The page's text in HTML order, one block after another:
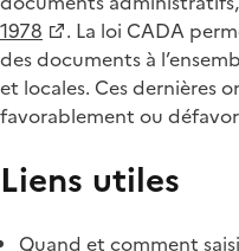
1978
. La loi CADA
des documents à
et locales. Ces dernières
favorablement ou
Liens utiles
Quand et comment